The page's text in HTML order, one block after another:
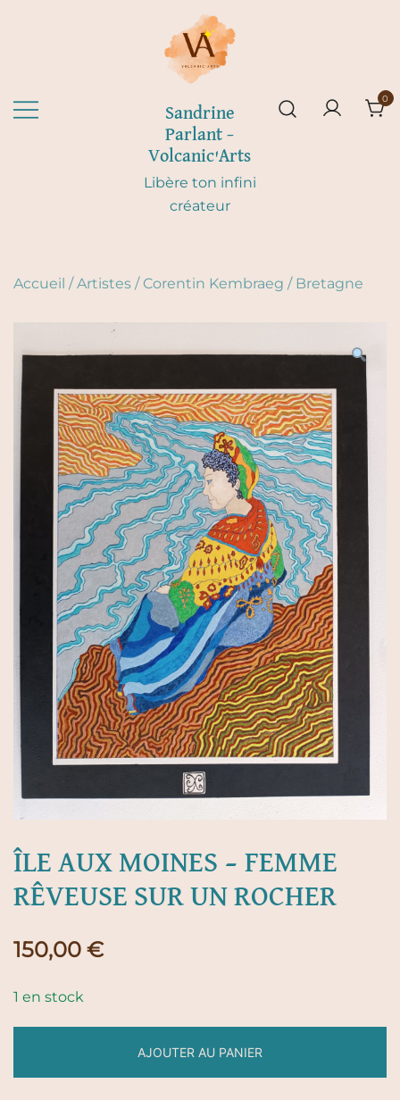
Sandrine
Parlant –
Volcanic'Arts
Libère ton infini
créateur
0
Accueil /Artistes / Corentin Kembraeg / Bretagne
ÎLE AUX MOINES – FEMME
RÊVEUSE SUR UN ROCHER
150,00 €
1 en stock
AJOUTER AU PANIER